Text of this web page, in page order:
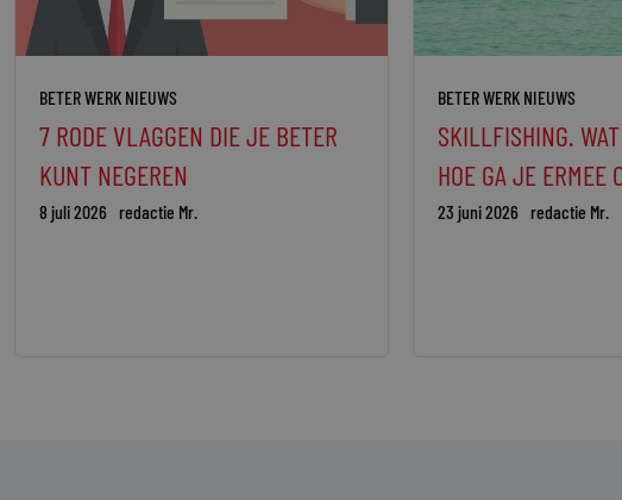
BETER WERK NIEUWS
7 RODE VLAGGEN DIE JE BETER
KUNT NEGEREN
8 juli 2026 redactie Mr.
BETER WERK NIEUWS
SKILLFISHING.
HOE GA JE ERMEE
23 juni 2026 redactie Mr.